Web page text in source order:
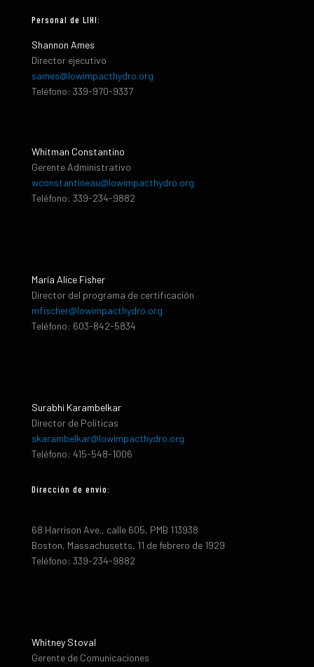
Personal de LIHI:
Shannon Ames
Director ejecutivo
sames@lowimpacthydro.org
Teléfono: 339-970-9337
Whitman Constantino
Gerente Administrativo
wconstantineau@lowimpacthydro.org
Teléfono: 339-234-9882
María Alice Fisher
Director del programa de certificación
mfischer@lowimpacthydro.org
Teléfono: 603-842-5834
Surabhi Karambelkar
Director de Políticas
skarambelkar@lowimpacthydro.org
Teléfono: 415-548-1006
Dirección de envio:
68 Harrison Ave., calle 605, PMB 113938
Boston, Massachusetts, 11 de febrero de 1929
Teléfono: 339-234-9882
Whitney Stoval
Gerente de Comunicaciones